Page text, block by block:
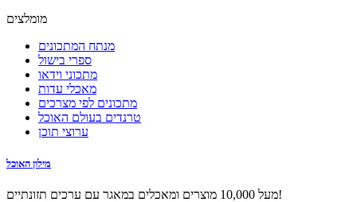
מומלצים
מנתח המתכונים
ספרי בישול
מתכוני וידאו
מאכלי עדות
מתכונים לפי מצרכים
טרנדים בעולם האוכל
ערוצי תוכן
מילון האוכל
מעל 10,000 מוצרים ומאכלים במאגר עם ערכים תזונתיים!